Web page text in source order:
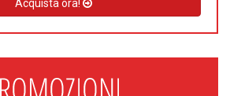
Acquista ora!